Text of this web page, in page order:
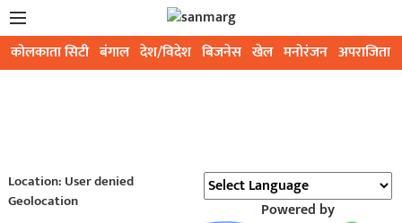
कोलकाता सिटी बंगाल देश/विदेश बिजनेस खेल मनोरंजन अपराजिता
Location: User denied
Geolocation
Powered by